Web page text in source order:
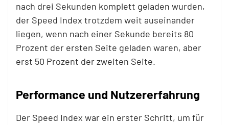
nach drei Sekunden komplett geladen wurden,
der Speed Index trotzdem weit auseinander
liegen, wenn nach einer Sekunde bereits 80
Prozent der ersten Seite geladen waren, aber
erst 50 Prozent der zweiten Seite.
Performance und Nutzererfahrung
Der Speed Index war ein erster Schritt, um für